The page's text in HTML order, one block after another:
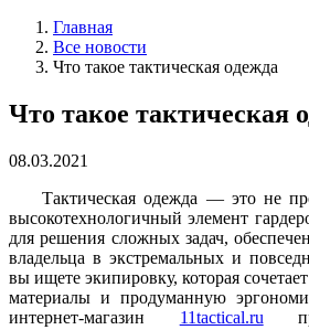
Главная
Все новости
Что такое тактическая одежда
Что такое тактическая
08.03.2021
Тактическая одежда — это не
высокотехнологичный элемент
для решения сложных задач,
владельца в экстремальных и
вы ищете экипировку, которая
материалы и продуманную
интернет-магазин 11tactical.ru